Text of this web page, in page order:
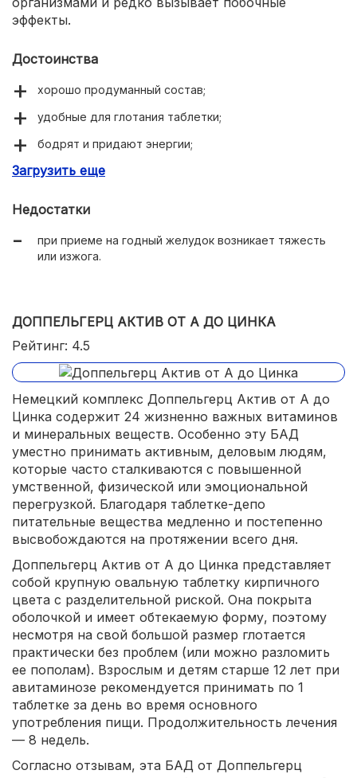
эффекты.
Достоинства
хорошо продуманный состав;
удобные для глотания таблетки;
бодрят и придают энергии;
нормализуют качество сна;
Загрузить еще
Недостатки
при приеме на годный желудок возникает тяжесть
или изжога.
ДОППЕЛЬГЕРЦ АКТИВ ОТ А ДО ЦИНКА
Рейтинг: 4.5
Немецкий комплекс Доппельгерц Актив от А до
Цинка содержит 24 жизненно важных витаминов
и минеральных веществ. Особенно эту БАД
уместно принимать активным, деловым людям,
которые часто сталкиваются с повышенной
умственной, физической или эмоциональной
перегрузкой. Благодаря таблетке-депо
питательные вещества медленно и постепенно
высвобождаются на протяжении всего дня.
Доппельгерц Актив от А до Цинка представляет
собой крупную овальную таблетку кирпичного
цвета с разделительной риской. Она покрыта
оболочкой и имеет обтекаемую форму, поэтому
несмотря на свой большой размер глотается
практически без проблем (или можно разломить
ее пополам). Взрослым и детям старше 12 лет при
авитаминозе рекомендуется принимать по 1
таблетке за день во время основного
употребления пищи. Продолжительность лечения
— 8 недель.
Согласно отзывам, эта БАД от Доппельгерц